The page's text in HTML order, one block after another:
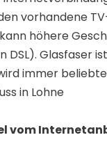
vorhandene
höhere
DSL). Glasfaser
immer
in Lohne
vom